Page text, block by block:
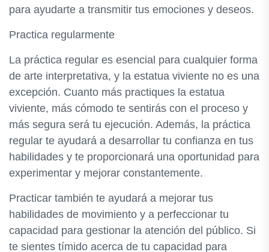
para ayudarte a transmitir tus emociones y deseos.
Practica regularmente
La práctica regular es esencial para cualquier forma
de arte interpretativa, y la estatua viviente no es una
excepción. Cuanto más practiques la estatua
viviente, más cómodo te sentirás con el proceso y
más segura será tu ejecución. Además, la práctica
regular te ayudará a desarrollar tu confianza en tus
habilidades y te proporcionará una oportunidad para
experimentar y mejorar constantemente.
Practicar también te ayudará a mejorar tus
habilidades de movimiento y a perfeccionar tu
capacidad para gestionar la atención del público. Si
te sientes tímido acerca de tu capacidad para